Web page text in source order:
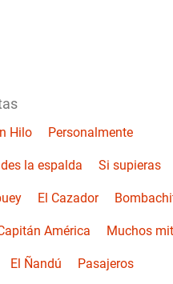
Hilo Personalmente
la espalda Si supieras
El Cazador
América Muchos
El Ñandú Pasajeros